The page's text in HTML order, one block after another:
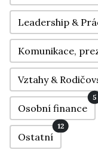
Leadership &
Komunikace,
Vztahy &
Osobní finance
5
Ostatní
12